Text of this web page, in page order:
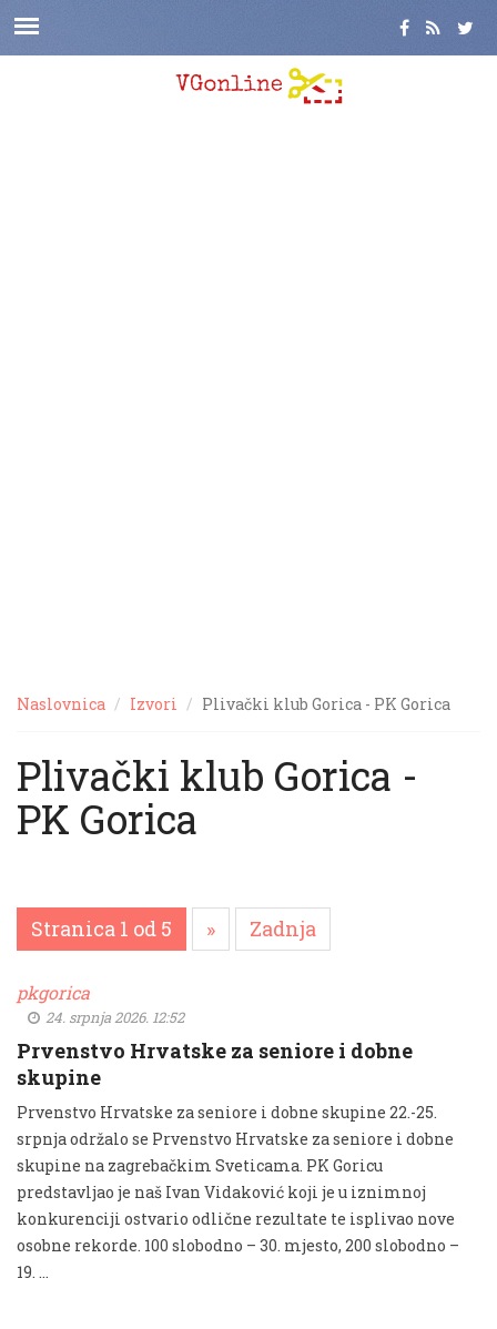
Naslovnica Izvori Plivački klub Gorica - PK Gorica
Plivački klub Gorica -
PK Gorica
Stranica 1 od 5 » Zadnja
pkgorica
24. srpnja 2026. 12:52
Prvenstvo Hrvatske za seniore i dobne
skupine
Prvenstvo Hrvatske za seniore i dobne skupine 22.-25.
srpnja održalo se Prvenstvo Hrvatske za seniore i dobne
skupine na zagrebačkim Sveticama. PK Goricu
predstavljao je naš Ivan Vidaković koji je u iznimnoj
konkurenciji ostvario odlične rezultate te isplivao nove
osobne rekorde. 100 slobodno – 30. mjesto, 200 slobodno –
19. …